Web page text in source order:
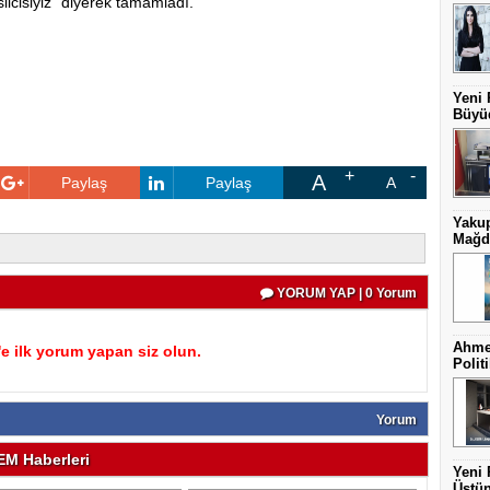
Paylaş Paylaş A A
YORUM YAP | 0 Yorum
ilk yorum yapan siz olun.
Yorum
Haberleri
Yeni
Yeni